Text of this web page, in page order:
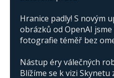
Hranice padly! S novým
obrázků od OpenAI
fotografie téměř bez
Nástup éry válečných
Blížíme se k vizi